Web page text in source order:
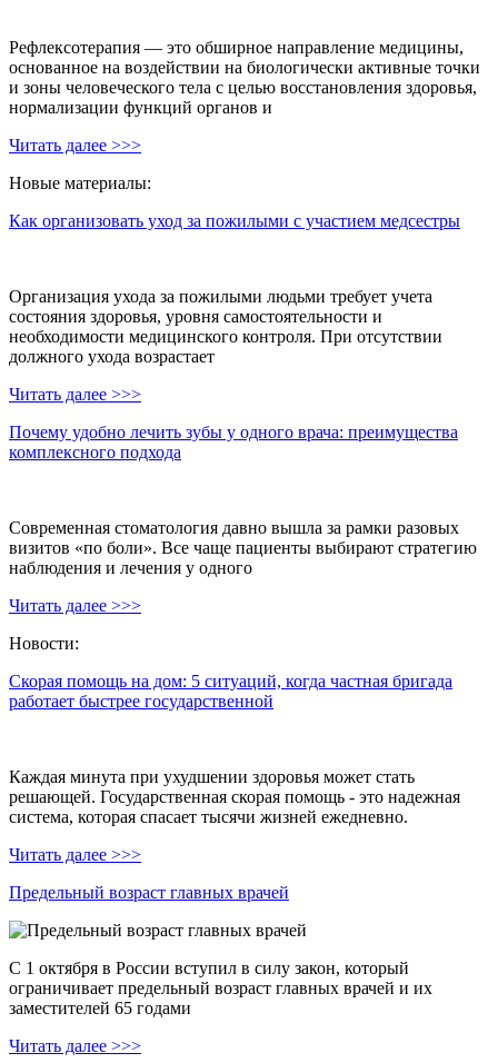
Рефлексотерапия — это обширное направление медицины,
основанное на воздействии на биологически активные точки
и зоны человеческого тела с целью восстановления здоровья,
нормализации функций органов и
Читать далее >>>
Новые материалы:
Как организовать уход за пожилыми с участием медсестры
Организация ухода за пожилыми людьми требует учета
состояния здоровья, уровня самостоятельности и
необходимости медицинского контроля. При отсутствии
должного ухода возрастает
Читать далее >>>
Почему удобно лечить зубы у одного врача: преимущества
комплексного подхода
Современная стоматология давно вышла за рамки разовых
визитов «по боли». Все чаще пациенты выбирают стратегию
наблюдения и лечения у одного
Читать далее >>>
Новости:
Скорая помощь на дом: 5 ситуаций, когда частная бригада
работает быстрее государственной
Каждая минута при ухудшении здоровья может стать
решающей. Государственная скорая помощь - это надежная
система, которая спасает тысячи жизней ежедневно.
Читать далее >>>
Предельный возраст главных врачей
С 1 октября в России вступил в силу закон, который
ограничивает предельный возраст главных врачей и их
заместителей 65 годами
Читать далее >>>